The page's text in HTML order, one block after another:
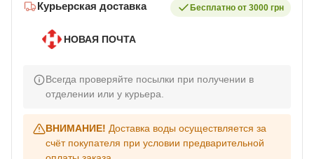
Курьерская доставка Бесплатно от 3000 грн
НОВАЯ ПОЧТА
Всегда проверяйте посылки при получении в
отделении или у курьера.
ВНИМАНИЕ! Доставка воды осуществляется за
счёт покупателя при условии предварительной